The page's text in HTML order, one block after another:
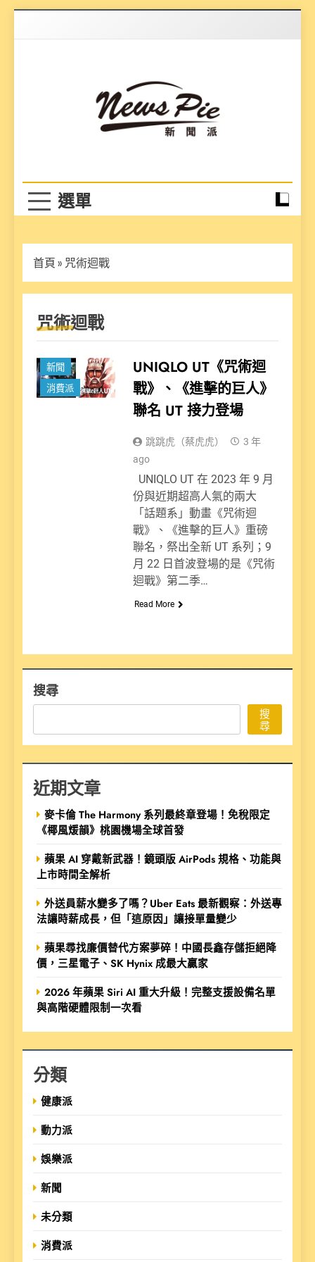
首頁 » 咒術迴戰
咒術迴戰
新聞
消費派
UNIQLO UT《咒術迴
戰》、《進擊的巨人》
聯名 UT 接力登場
跳跳虎（蔡虎虎）
3 年
ago
UNIQLO UT 在 2023 年 9 月
份與近期超高人氣的兩大
「話題系」動畫《咒術迴
戰》、《進擊的巨人》重磅
聯名，祭出全新 UT 系列；9
月 22 日首波登場的是《咒術
迴戰》第二季…
Read More
搜尋
搜
尋
近期文章
麥卡倫 The Harmony 系列最終章登場！免稅限定
《椰風煖韻》桃園機場全球首發
蘋果 AI 穿戴新武器！鏡頭版 AirPods 規格、功能與
上市時間全解析
外送員薪水變多了嗎？Uber Eats 最新觀察：外送專
法讓時薪成長，但「這原因」讓接單量變少
蘋果尋找廉價替代方案夢碎！中國長鑫存儲拒絕降
價，三星電子、SK Hynix 成最大贏家
2026 年蘋果 Siri AI 重大升級！完整支援設備名單
與高階硬體限制一次看
分類
健康派
動力派
娛樂派
新聞
未分類
消費派